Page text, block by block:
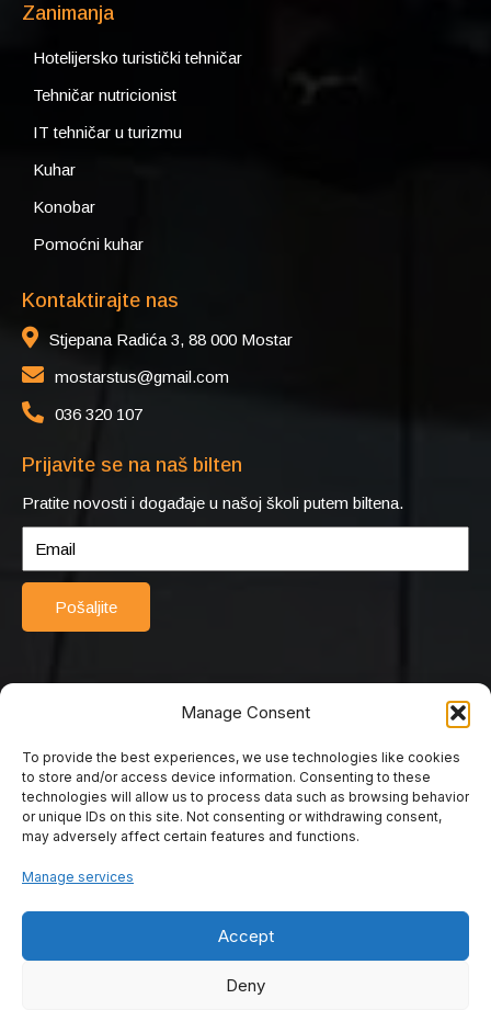
Manage Consent
To provide the best experiences, we use technologies like cookies
to store and/or access device information. Consenting to these
technologies will allow us to process data such as browsing behavior
or unique IDs on this site. Not consenting or withdrawing consent,
may adversely affect certain features and functions.
Manage services
Accept
Deny
Zanimanja
Hotelijersko turistički tehničar
Tehničar nutricionist
IT tehničar u turizmu
Kuhar
Konobar
Pomoćni kuhar
Kontaktirajte nas
Stjepana Radića 3, 88 000 Mostar
mostarstus@gmail.com
036 320 107
Prijavite se na naš bilten
Pratite novosti i događaje u našoj školi putem biltena.
Pošaljite
© 2025 Srednja turističko-ugostiteljska škola Mostar. Sva prava
pridržana. Web by Rimac web studio.
Srednja turističko
ugostiteljska škola
Mostar